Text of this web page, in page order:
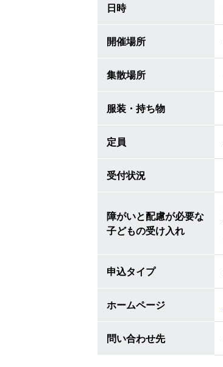
日時
開催場所
集散場所
服装・持ち物
定員
受付状況
障がいと配慮が必要な
子どもの受け入れ
申込タイプ
ホームページ
問い合わせ先